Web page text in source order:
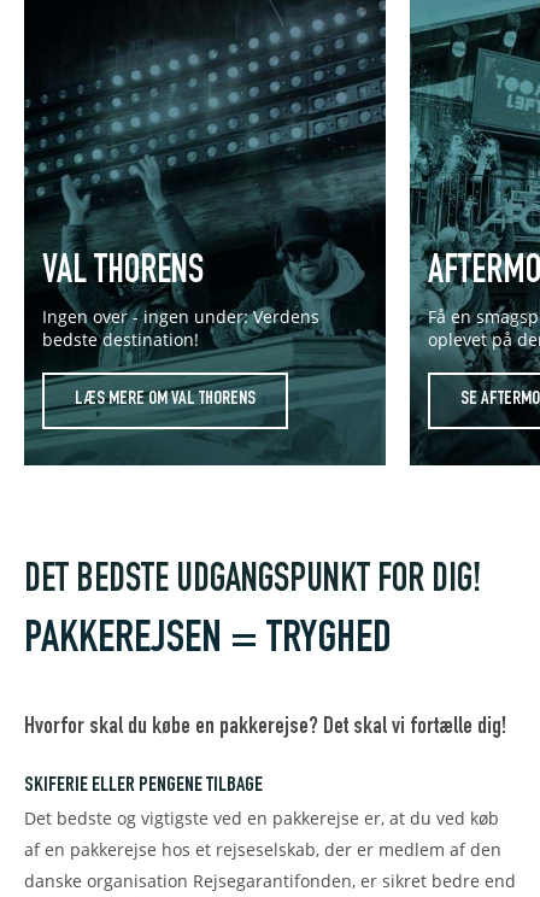
VAL THORENS
Ingen over - ingen under: Verdens
bedste destination!
LÆS MERE OM VAL THORENS
Få en
oplevet på
SE
PAKKEREJSEN = TRYGHED
DET BEDSTE UDGANGSPUNKT FOR DIG!
Hvorfor skal du købe en pakkerejse? Det skal vi fortælle dig!
SKIFERIE ELLER PENGENE TILBAGE
Det bedste og vigtigste ved en pakkerejse er, at du ved køb
af en pakkerejse hos et rejseselskab, der er medlem af den
danske organisation Rejsegarantifonden, er sikret bedre end